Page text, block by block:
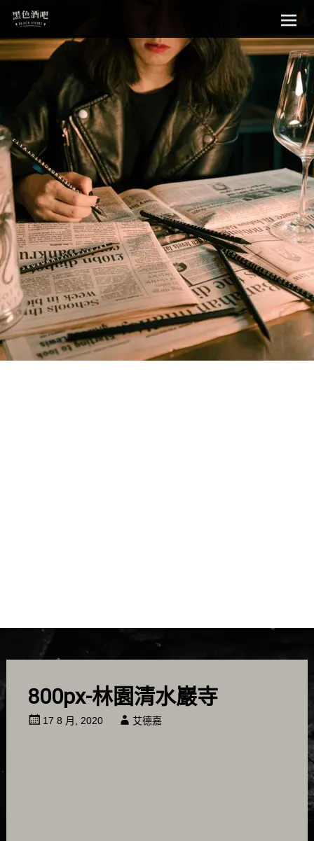
黑色酒吧
800px-林園清水巖寺
17 8 月, 2020 艾德嘉